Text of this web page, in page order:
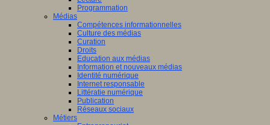
Programmation
Médias
Compétences informationnelles
Culture des médias
Curation
Droits
Education aux médias
Information et nouveaux médias
Identité numérique
Internet responsable
Littératie numérique
Publication
Réseaux sociaux
Métiers